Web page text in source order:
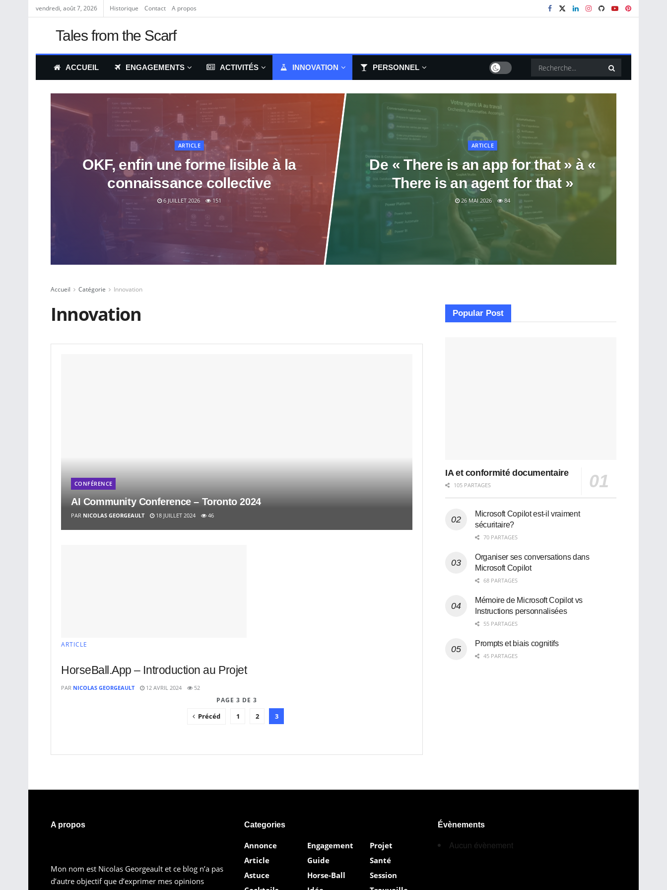
vendredi, août 7, 2026 Historique Contact A propos
Tales from the Scarf
ACCUEIL ENGAGEMENTS ACTIVITÉS INNOVATION PERSONNEL
ARTICLE
OKF, enfin une forme lisible à la
connaissance collective
6 JUILLET 2026 151
ARTICLE
De « There is an app for that » à «
There is an agent for that »
26 MAI 2026 84
Accueil Catégorie Innovation
Innovation
CONFÉRENCE
AI Community Conference – Toronto 2024
PAR NICOLAS GEORGEAULT 18 JUILLET 2024 46
ARTICLE
HorseBall.App – Introduction au Projet
PAR NICOLAS GEORGEAULT 12 AVRIL 2024 52
PAGE 3 DE 3
Précéd 1 2 3
Popular Post
IA et conformité documentaire
105 PARTAGES
Microsoft Copilot est-il vraiment
sécuritaire?
70 PARTAGES
Organiser ses conversations dans
Microsoft Copilot
68 PARTAGES
Mémoire de Microsoft Copilot vs
Instructions personnalisées
55 PARTAGES
Prompts et biais cognitifs
45 PARTAGES
A propos
Mon nom est Nicolas Georgeault et ce blog n’a pas
d’autre objectif que d’exprimer mes opinions
Categories
Annonce
Article
Astuce
Engagement
Guide
Horse-Ball
Projet
Santé
Session
Évènements
Aucun évènement